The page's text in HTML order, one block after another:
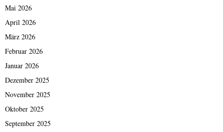
Mai 2026
April 2026
März 2026
Februar 2026
Januar 2026
Dezember 2025
November 2025
Oktober 2025
September 2025